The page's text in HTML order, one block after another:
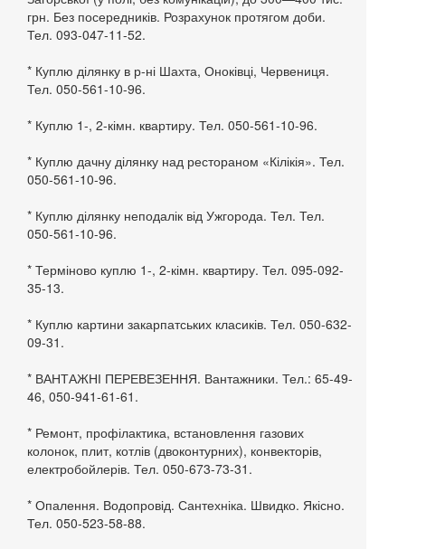
грн. Без посередників. Розрахунок протягом доби.
Тел. 093-047-11-52.
* Куплю ділянку в р-ні Шахта, Оноківці, Червениця.
Тел. 050-561-10-96.
* Куплю 1-, 2-кімн. квартиру. Тел. 050-561-10-96.
* Куплю дачну ділянку над рестораном «Кілікія». Тел.
050-561-10-96.
* Куплю ділянку неподалік від Ужгорода. Тел. Тел.
050-561-10-96.
* Терміново куплю 1-, 2-кімн. квартиру. Тел. 095-092-
35-13.
* Куплю картини закарпатських класиків. Тел. 050-632-
09-31.
* ВАНТАЖНІ ПЕРЕВЕЗЕННЯ. Вантажники. Тел.: 65-49-
46, 050-941-61-61.
* Ремонт, профілактика, встановлення газових
колонок, плит, котлів (двоконтурних), конвекторів,
електробойлерів. Тел. 050-673-73-31.
* Опалення. Водопровід. Сантехніка. Швидко. Якісно.
Тел. 050-523-58-88.